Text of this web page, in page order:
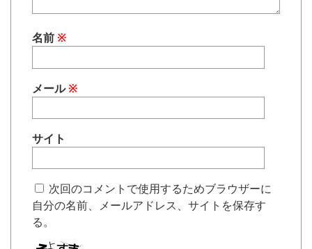
名前 ※
メール※
サイト
次回のコメントで使用するためブラウザーに
自分の名前、メールアドレス、サイトを保存す
る。